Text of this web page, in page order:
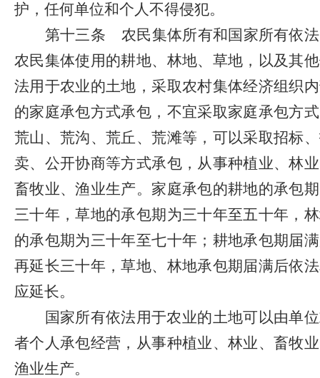
护，任何单位和个人不得侵犯。
第十三条
农民集体所有和国家所有依
农民集体使用的耕地、林地、草地，以及其
法用于农业的土地，采取农村集体经济组织
的家庭承包方式承包，不宜采取家庭承包方
荒山、荒沟、荒丘、荒滩等，可以采取招标
卖、公开协商等方式承包，从事种植业、林
畜牧业、渔业生产。家庭承包的耕地的承包
三十年，草地的承包期为三十年至五十年，
的承包期为三十年至七十年；耕地承包期届
再延长三十年，草地、林地承包期届满后依
应延长。
国家所有依法用于农业的土地可以由单
者个人承包经营，从事种植业、林业、畜牧
渔业生产。